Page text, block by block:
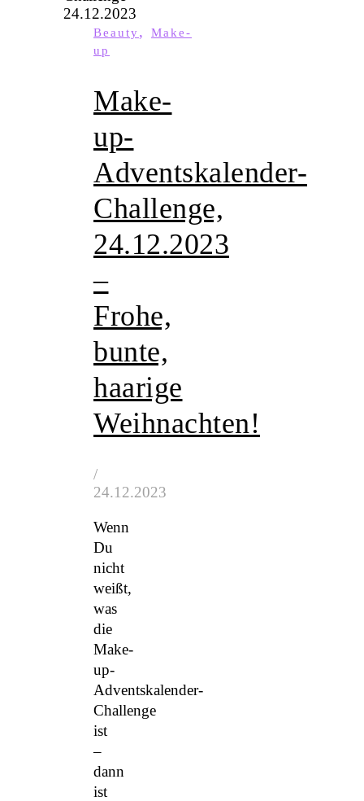
Beauty,
Make-
up
Make-
up-
Adventskalender-
Challenge,
24.12.2023
–
Frohe,
bunte,
haarige
Weihnachten!
/
24.12.2023
Wenn
Du
nicht
weißt,
was
die
Make-
up-
Adventskalender-
Challenge
ist
–
dann
ist